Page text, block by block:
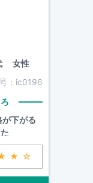
女性
： ic0196
が下がる